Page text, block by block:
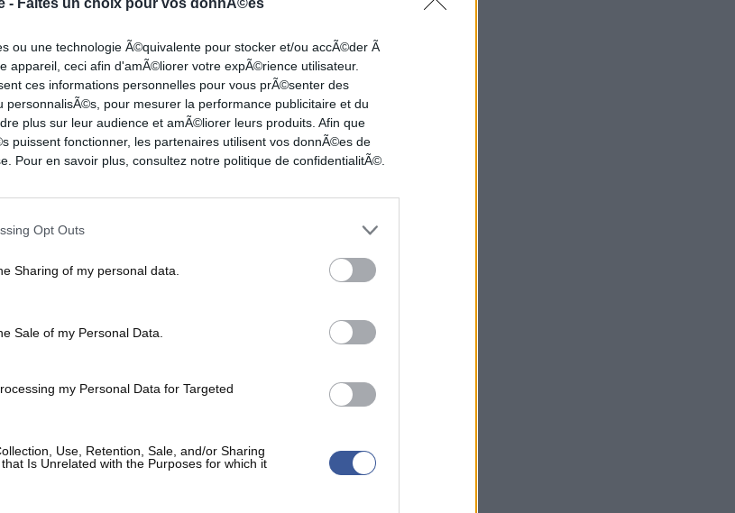
ou une technologie Ã©quivalente pour stocker et/ou accÃ©der Ã
appareil, ceci afin d'amÃ©liorer votre expÃ©rience utilisateur.
ces informations personnelles pour vous prÃ©senter des
personnalisÃ©s, pour mesurer la performance publicitaire et du
plus sur leur audience et amÃ©liorer leurs produits. Afin que
puissent fonctionner, les partenaires utilisent vos donnÃ©es de
Pour en savoir plus, consultez notre politique de confidentialitÃ©.
Opt Outs
Sharing of my personal data.
Sale of my Personal Data.
my Personal Data for Targeted
Use, Retention, Sale, and/or Sharing
Is Unrelated with the Purposes for which it